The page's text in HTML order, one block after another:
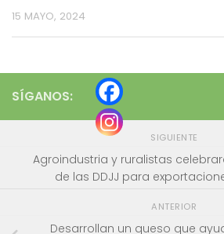
15 MAYO, 2024
SÍGANOS:
SIGUIENTE
Agroindustria y ruralistas
de las DDJJ para
ANTERIOR
Desarrollan un queso que